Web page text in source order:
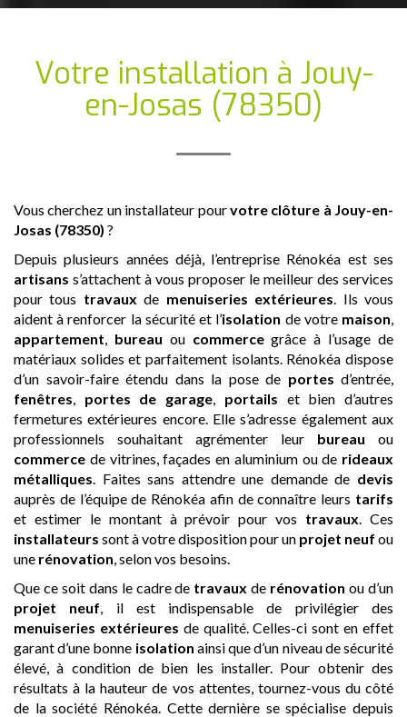
Votre installation à Jouy-
en-Josas (78350)
Vous cherchez un installateur pourvotre clôture à Jouy-en-
Josas (78350) ?
Depuis plusieurs années déjà, l’entreprise Rénokéa est ses
artisans s’attachent à vous proposer le meilleur des services
pour tous travaux de menuiseries extérieures . Ils vous
aident à renforcer la sécurité et l’isolation de votre maison
appartement
bureau ou commercegrâce à l’usage de
matériaux solides et parfaitement isolants. Rénokéa dispose
d’un savoir-faire étendu dans la pose de portes d’entrée,
fenêtres
portes de garage portails et bien d’autres
fermetures extérieures encore. Elle s’adresse également aux
professionnels souhaitant agrémenter leur bureau ou
commerce de vitrines, façades en aluminium ou de rideaux
métalliques . Faites sans attendre une demande de devis
auprès de l’équipe de Rénokéa afin de connaître leurs tarifs
et estimer le montant à prévoir pour vos travaux . Ces
installateurs sont à votre disposition pour un projet neuf ou
une rénovation , selon vos besoins.
Que ce soit dans le cadre de travaux de rénovation ou d’un
projet neuf , il est indispensable de privilégier des
menuiseries extérieures de qualité. Celles-ci sont en effet
garant d’une bonne isolation ainsi que d’un niveau de sécurité
élevé, à condition de bien les installer. Pour obtenir des
résultats à la hauteur de vos attentes, tournez-vous du côté
de la société Rénokéa. Cette dernière se spécialise depuis